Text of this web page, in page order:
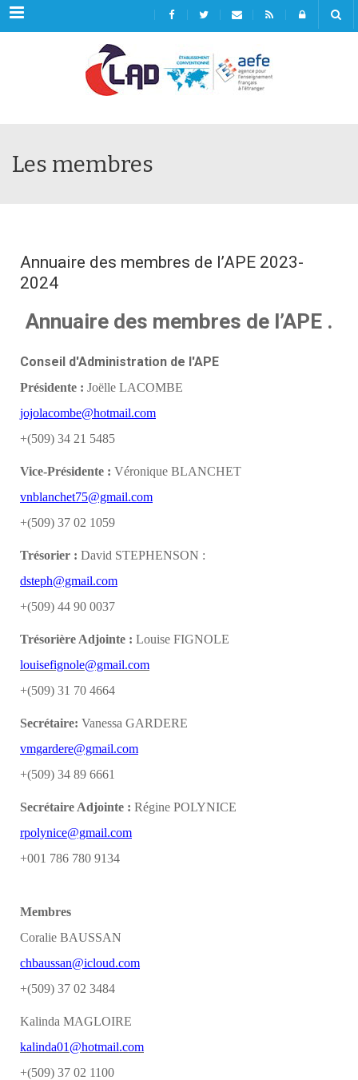
Menu
Les membres
Annuaire des membres de l’APE 2023-
2024
Annuaire des membres de l’APE .
Conseil d'Administration de l'APE
Présidente : Joëlle LACOMBE
jojolacombe@hotmail.com
+(509) 34 21 5485
Vice-Présidente : Véronique BLANCHET
vnblanchet75@gmail.com
+(509) 37 02 1059
Trésorier : David STEPHENSON :
dsteph@gmail.com
+(509) 44 90 0037
Trésorière Adjointe : Louise FIGNOLE
louisefignole@gmail.com
+(509) 31 70 4664
Secrétaire: Vanessa GARDERE
vmgardere@gmail.com
+(509) 34 89 6661
Secrétaire Adjointe : Régine POLYNICE
rpolynice@gmail.com
+001 786 780 9134
Membres
Coralie BAUSSAN
chbaussan@icloud.com
+(509) 37 02 3484
Kalinda MAGLOIRE
kalinda01@hotmail.com
+(509) 37 02 1100